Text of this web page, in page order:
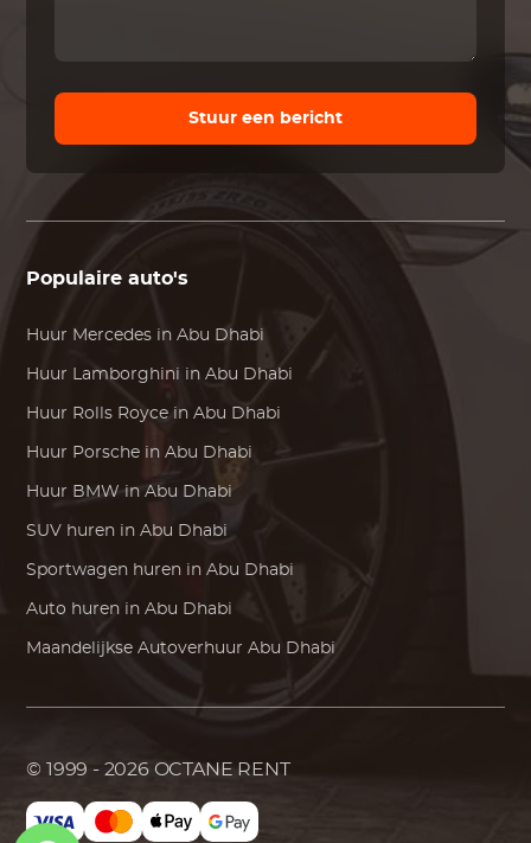
Stuur een bericht
Populaire auto's
Huur Mercedes in Abu Dhabi
Huur Lamborghini in Abu Dhabi
Huur Rolls Royce in Abu Dhabi
Huur Porsche in Abu Dhabi
Huur BMW in Abu Dhabi
SUV huren in Abu Dhabi
Sportwagen huren in Abu Dhabi
Auto huren in Abu Dhabi
Maandelijkse Autoverhuur Abu Dhabi
© 1999 - 2026 OCTANE RENT